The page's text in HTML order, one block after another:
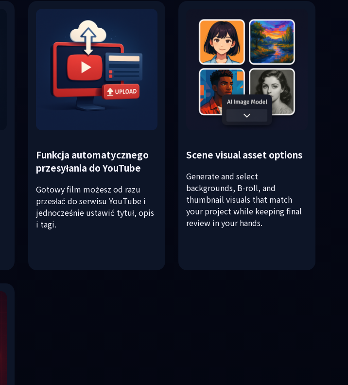
Funkcja automatycznego
przesyłania do YouTube
Gotowy film możesz od razu
przesłać do serwisu YouTube i
jednocześnie ustawić tytuł, opis
i tagi.
Scene visual asset options
Generate and select
backgrounds, B-roll, and
thumbnail visuals that match
your project while keeping final
review in your hands.